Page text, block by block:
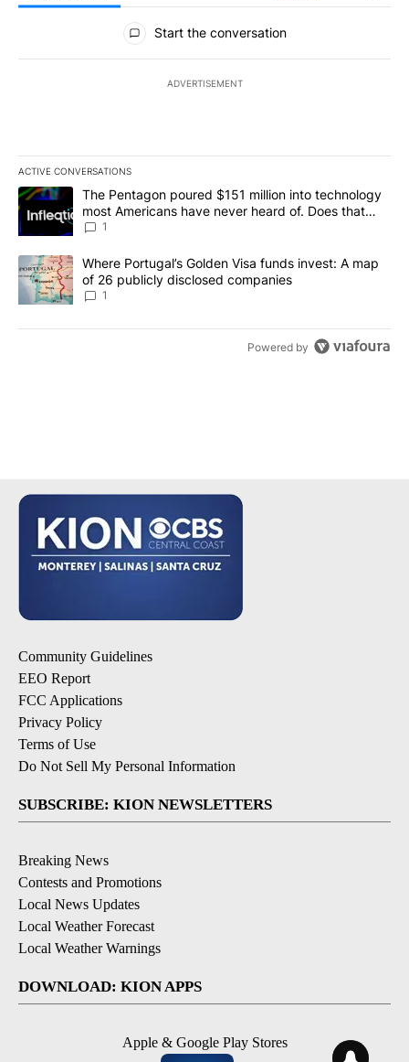
All Comments
Start the conversation
ADVERTISEMENT
ACTIVE CONVERSATIONS
The following is a list of the most commented articles in the last
A trending article titled "The Pentagon poured $151 million into
The Pentagon poured $151 million into technology
most Americans have never heard of. Does that
make it a good investment?
1
A trending article titled "Where Portugal’s Golden Visa funds
Where Portugal’s Golden Visa funds invest: A map
of 26 publicly disclosed companies
1
Powered by
Community Guidelines
EEO Report
FCC Applications
Privacy Policy
Terms of Use
Do Not Sell My Personal Information
SUBSCRIBE: KION NEWSLETTERS
Breaking News
Contests and Promotions
Local News Updates
Local Weather Forecast
Local Weather Warnings
DOWNLOAD: KION APPS
Apple & Google Play Stores